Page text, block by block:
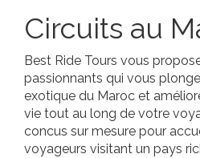
Circuits au
Best Ride Tours vous
passionnants qui vous
exotique du Maroc et
vie tout au long de votre
concus sur mesure pour
voyageurs visitant un pays